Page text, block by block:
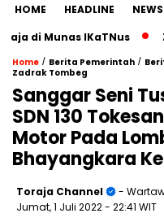
HOME HEADLINE NEWS
Munas IKaTNus
Home / Berita Pemerintah /
Zadrak Tombeg
Sanggar Seni
SDN 130
Motor Pada
Bhayangkara
Toraja Channel
-
Jumat, 1 Juli 2022- 22:41 WIT